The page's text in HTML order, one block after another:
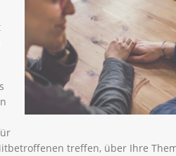
treffen, über Ihre